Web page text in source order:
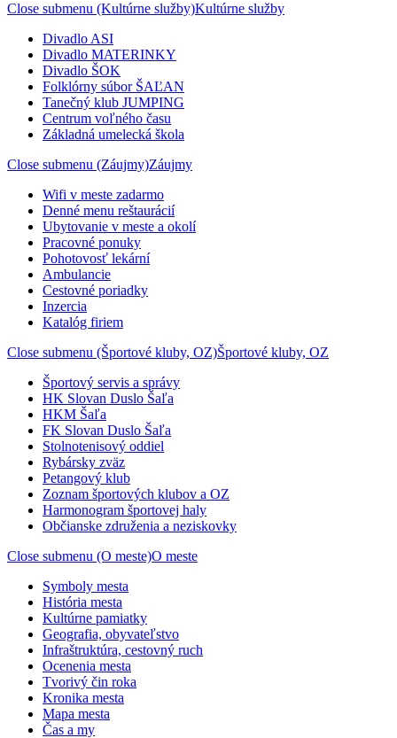
Close submenu (Kultúrne služby)Kultúrne služby
Divadlo ASI
Divadlo MATERINKY
Divadlo ŠOK
Folklórny súbor ŠAĽAN
Tanečný klub JUMPING
Centrum voľného času
Základná umelecká škola
Close submenu (Záujmy)Záujmy
Wifi v meste zadarmo
Denné menu reštaurácií
Ubytovanie v meste a okolí
Pracovné ponuky
Pohotovosť lekární
Ambulancie
Cestovné poriadky
Inzercia
Katalóg firiem
Close submenu (Športové kluby, OZ)Športové kluby, OZ
Športový servis a správy
HK Slovan Duslo Šaľa
HKM Šaľa
FK Slovan Duslo Šaľa
Stolnotenisový oddiel
Rybársky zväz
Petangový klub
Zoznam športových klubov a OZ
Harmonogram športovej haly
Občianske združenia a neziskovky
Close submenu (O meste)O meste
Symboly mesta
História mesta
Kultúrne pamiatky
Geografia, obyvateľstvo
Infraštruktúra, cestovný ruch
Ocenenia mesta
Tvorivý čin roka
Kronika mesta
Mapa mesta
Čas a my